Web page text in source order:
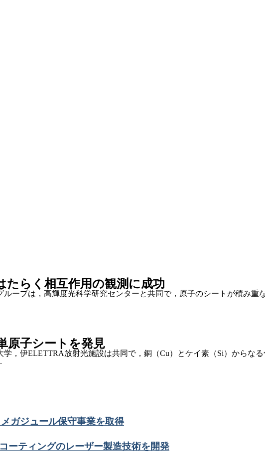
たらく相互作用の観測に成功
ープは，高輝度光科学研究センターと共同で，原子のシートが積み
原子シートを発見
，伊ELETTRA放射光施設は共同で，銅（Cu）とケイ素（Si）からな
ガジュール保守事業を取得
ーティングのレーザー製造技術を開発